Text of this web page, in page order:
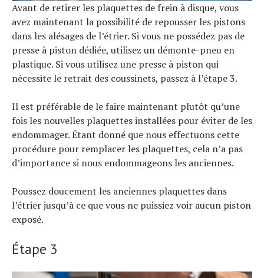
Avant de retirer les plaquettes de frein à disque, vous
avez maintenant la possibilité de repousser les pistons
dans les alésages de l’étrier. Si vous ne possédez pas de
presse à piston dédiée, utilisez un démonte-pneu en
plastique. Si vous utilisez une presse à piston qui
nécessite le retrait des coussinets, passez à l’étape 3.
Il est préférable de le faire maintenant plutôt qu’une
fois les nouvelles plaquettes installées pour éviter de les
endommager. Étant donné que nous effectuons cette
procédure pour remplacer les plaquettes, cela n’a pas
d’importance si nous endommageons les anciennes.
Poussez doucement les anciennes plaquettes dans
l’étrier jusqu’à ce que vous ne puissiez voir aucun piston
exposé.
Étape 3